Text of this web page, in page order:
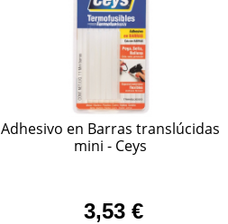
Adhesivo en Barras translúcidas
mini - Ceys
3,53 €